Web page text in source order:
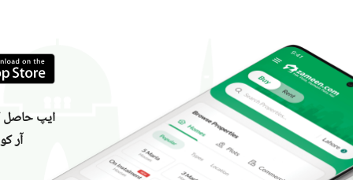
ایپ حاصل
آر